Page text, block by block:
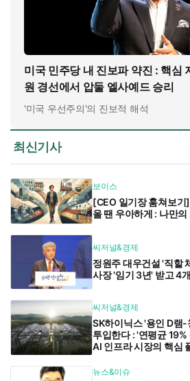
미국 민주당 내 진보파 약진 : 핵심
원 경선에서 압둘 엘사예드 승리
'미국 우선주의'의 진보적 해석
최신기사
보이스
[CEO 일기장 훔쳐보기
올 땐 우아하게 : 나만
씨저널&경제
정원주 대우건설 '직할
사장 '임기 3년' 받고 4
씨저널&경제
SK하이닉스 '용인 D램
투입한다 : '연평균
AI 인프라 시장의 핵심
뉴스&이슈